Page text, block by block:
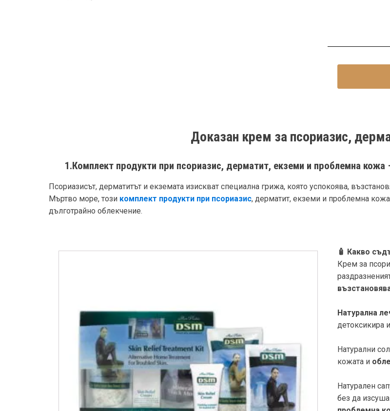
Доказан крем за псориазис,
1.Комплект продукти при псориазис, дерматит, екземи и проблемна
Псориазисът, дерматитът и екземата изискват специална грижа, която успокоява,
Мъртво море, този комплект продукти при псориазис, дерматит, екземи и проблемна
дълготрайно облекчение.
🧴 Какво
Крем за
Натурална
детоксикира
Натурални
кожата и
Натурален
без да